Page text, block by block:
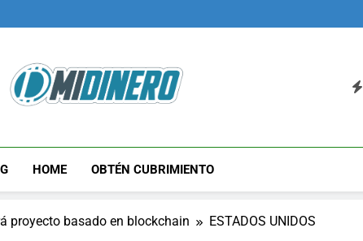
Midinero.co
HOME OBTÉN CUBRIMIENTO
proyecto basado en blockchain ESTADOS UNIDOS